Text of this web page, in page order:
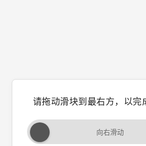
请拖动滑块到最右方，以完
向右滑动